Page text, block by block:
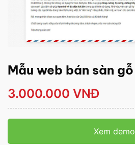
Mẫu web bán sàn gỗ
3.000.000 VNĐ
Xem demo